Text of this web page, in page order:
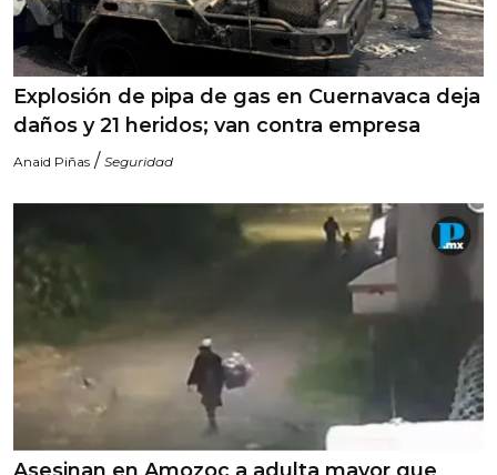
Explosión de pipa de gas en Cuernavaca deja
daños y 21 heridos; van contra empresa
Anaid Piñas / Seguridad